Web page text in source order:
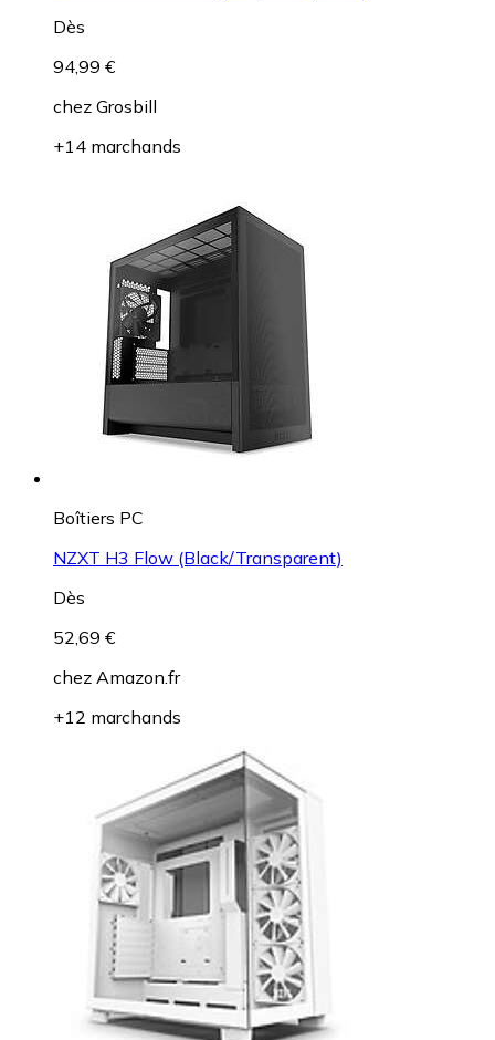
Dès
94,99 €
chez Grosbill
+14 marchands
Boîtiers PC
NZXT H3 Flow (Black/Transparent)
Dès
52,69 €
chez Amazon.fr
+12 marchands